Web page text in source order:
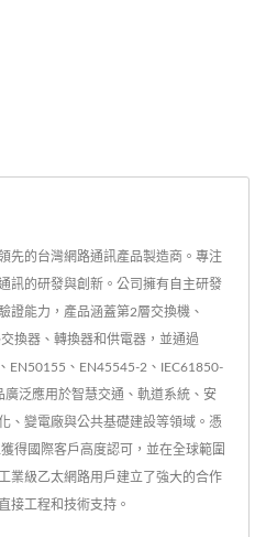
先的台灣網路通訊產品製造商。專注
訊的研發與創新。公司擁有自主研發
證能力，產品涵蓋第2層交換機、
換器、轉換器和供電器，並通過
EN50155、EN45545-2、IEC61850-
泛應用於智慧交通、軌道系統、安
、變電廠與公共基礎建設等領域。憑
得國際客戶高度認可，並在全球範圍
業級乙太網路用戶建立了強大的合作
接工程和技術支持。